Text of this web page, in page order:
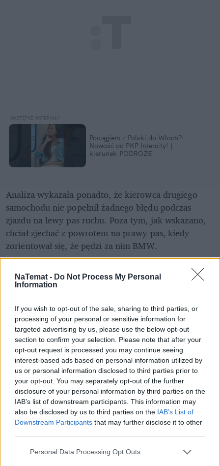
NaTemat - Do Not Process My Personal
Information
If you wish to opt-out of the sale, sharing to third parties, or
processing of your personal or sensitive information for
targeted advertising by us, please use the below opt-out
section to confirm your selection. Please note that after your
opt-out request is processed you may continue seeing
interest-based ads based on personal information utilized by
us or personal information disclosed to third parties prior to
your opt-out. You may separately opt-out of the further
disclosure of your personal information by third parties on the
IAB’s list of downstream participants. This information may
also be disclosed by us to third parties on the IAB’s List of
Downstream Participants that may further disclose it to other
Personal Data Processing Opt Outs
Pociągiem z Polski do Włoch?!
Nowość od PKP Intercity! |
kierunek:PODRÓŻE
Analiza wykazała ponadto, że kierowca drugiego
samochodu nie popełnił żadnego błędu podczas
zjazdu na lewy pas ruchu. Poza tym, jak wskazano,
chciał zjechać z powrotem na prawy pas, kiedy
zorientował się, że pędzi za nim BMW.
Eksperci zrekonstruowali wypadek na